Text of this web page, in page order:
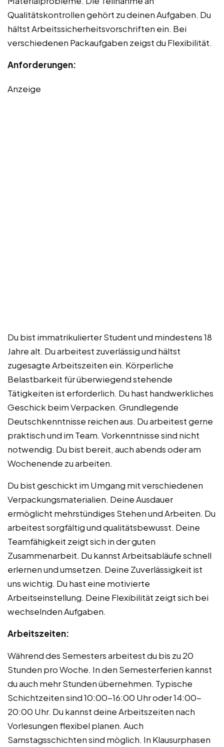
Qualitätskontrollen gehört zu deinen Aufgaben. Du
hältst Arbeitssicherheitsvorschriften ein. Bei
verschiedenen Packaufgaben zeigst du Flexibilität.
Anforderungen:
Anzeige
Du bist immatrikulierter Student und mindestens 18
Jahre alt. Du arbeitest zuverlässig und hältst
zugesagte Arbeitszeiten ein. Körperliche
Belastbarkeit für überwiegend stehende
Tätigkeiten ist erforderlich. Du hast handwerkliches
Geschick beim Verpacken. Grundlegende
Deutschkenntnisse reichen aus. Du arbeitest gerne
praktisch und im Team. Vorkenntnisse sind nicht
notwendig. Du bist bereit, auch abends oder am
Wochenende zu arbeiten.
Du bist geschickt im Umgang mit verschiedenen
Verpackungsmaterialien. Deine Ausdauer
ermöglicht mehrstündiges Stehen und Arbeiten. Du
arbeitest sorgfältig und qualitätsbewusst. Deine
Teamfähigkeit zeigt sich in der guten
Zusammenarbeit. Du kannst Arbeitsabläufe schnell
erlernen und umsetzen. Deine Zuverlässigkeit ist
uns wichtig. Du hast eine motivierte
Arbeitseinstellung. Deine Flexibilität zeigt sich bei
wechselnden Aufgaben.
Arbeitszeiten:
Während des Semesters arbeitest du bis zu 20
Stunden pro Woche. In den Semesterferien kannst
du auch mehr Stunden übernehmen. Typische
Schichtzeiten sind 10:00-16:00 Uhr oder 14:00-
20:00 Uhr. Du kannst deine Arbeitszeiten nach
Vorlesungen flexibel planen. Auch
Samstagsschichten sind möglich. In Klausurphasen